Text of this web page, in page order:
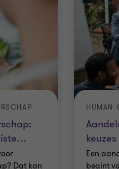
…
Dat kan
HUMAN
Een
begint